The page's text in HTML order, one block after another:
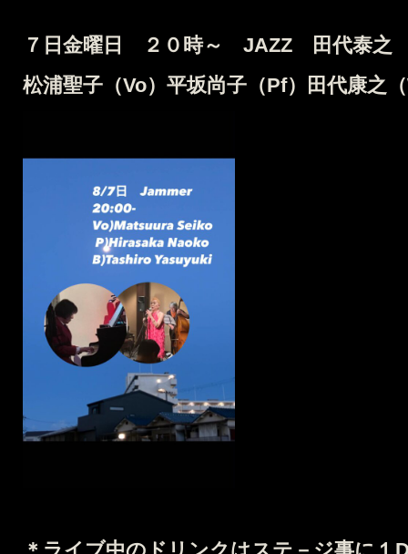
７日金曜日 ２０時～ JAZZ 田代泰之
松浦聖子（Vo）平坂尚子（Pf）田代康之